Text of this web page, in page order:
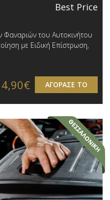
Best Price
του Αυτοκινήτου
με Ειδική Επίστρωση,
ΑΓΟΡΑΣΕ ΤΟ